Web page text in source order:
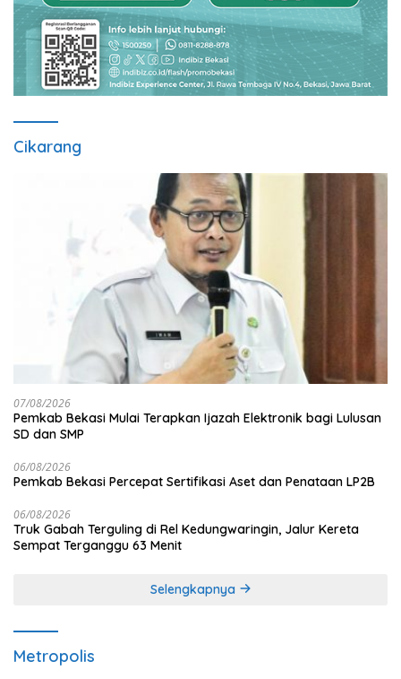
Cikarang
07/08/2026
Pemkab Bekasi Mulai Terapkan Ijazah Elektronik bagi Lulusan
SD dan SMP
06/08/2026
Pemkab Bekasi Percepat Sertifikasi Aset dan Penataan LP2B
06/08/2026
Truk Gabah Terguling di Rel Kedungwaringin, Jalur Kereta
Sempat Terganggu 63 Menit
Selengkapnya
Metropolis